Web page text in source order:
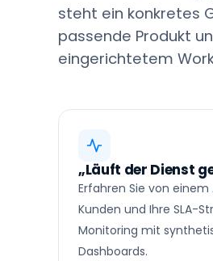
steht ein konkretes
passende Produkt
eingerichtetem
„Läuft der Dienst
Erfahren Sie von einem
Kunden und Ihre SLA-
Monitoring mit
Dashboards.